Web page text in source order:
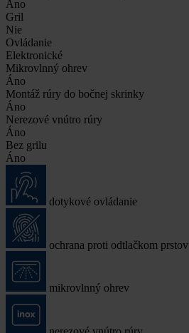
Áno
Gril
Nie
Ovládanie
Elektronické
Mikrovlnný ohrev
Áno
Montáž rúry do bočnej skrinky
Áno
Nerezové vnútro rúry
Áno
Bez grilu
Áno
dotykové ovládanie
ochrana proti odtlačkom prstov
mikrovlnný ohrev